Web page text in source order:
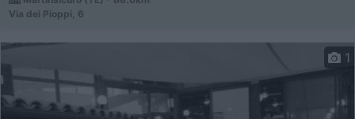
Via dei Pioppi, 6
1